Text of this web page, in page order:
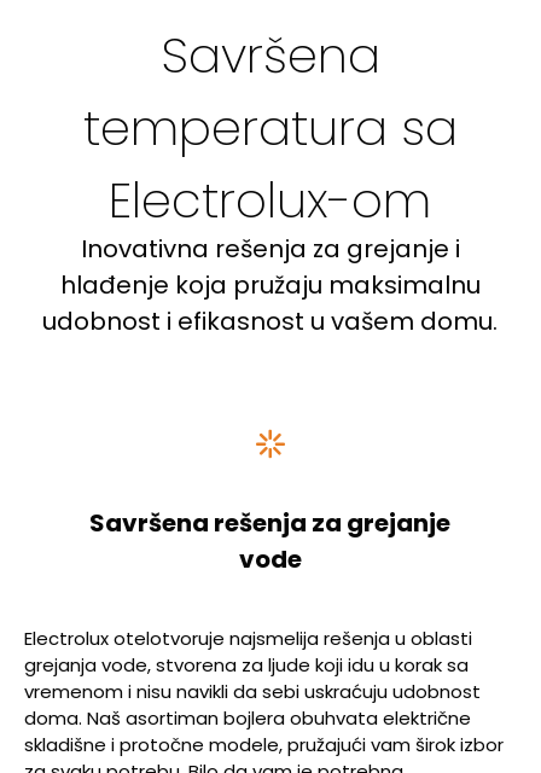
Savršena
temperatura sa
Electrolux-om
Inovativna rešenja za grejanje i
hlađenje koja pružaju maksimalnu
udobnost i efikasnost u vašem domu.
Savršena rešenja za grejanje
vode
Electrolux otelotvoruje najsmelija rešenja u oblasti
grejanja vode, stvorena za ljude koji idu u korak sa
vremenom i nisu navikli da sebi uskraćuju udobnost
doma. Naš asortiman bojlera obuhvata električne
skladišne i protočne modele, pružajući vam širok izbor